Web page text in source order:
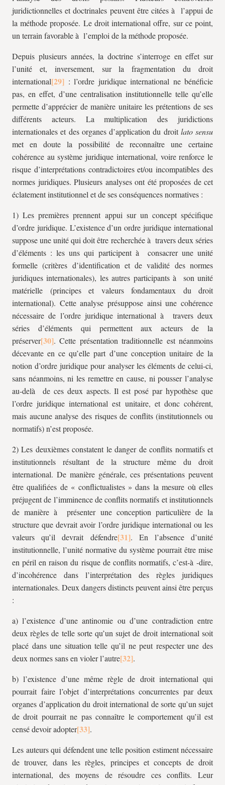
juridictionnelles et doctrinales peuvent être citées à l’appui de
la méthode proposée. Le droit international offre, sur ce point,
un terrain favorable à l’emploi de la méthode proposée.
Depuis plusieurs années, la doctrine s’interroge en effet sur
l’unité et, inversement, sur la fragmentation du droit
international
: l’ordre juridique international ne bénéficie
pas, en effet, d’une centralisation institutionnelle telle qu’elle
permette d’apprécier de manière unitaire les prétentions de ses
différents acteurs. La multiplication des juridictions
internationales et des organes d’application du droit lato sensu
met en doute la possibilité de reconnaître une certaine
cohérence au système juridique international, voire renforce le
risque d’interprétations contradictoires et/ou incompatibles des
normes juridiques. Plusieurs analyses ont été proposées de cet
éclatement institutionnel et de ses conséquences normatives :
1) Les premières prennent appui sur un concept spécifique
d’ordre juridique. L’existence d’un ordre juridique international
suppose une unité qui doit être recherchée à travers deux séries
d’éléments : les uns qui participent à consacrer une unité
formelle (critères d’identification et de validité des normes
juridiques internationales), les autres participants à son unité
matérielle (principes et valeurs fondamentaux du droit
international). Cette analyse présuppose ainsi une cohérence
nécessaire de l’ordre juridique international à travers deux
séries d’éléments qui permettent aux acteurs de la
préserver
. Cette présentation traditionnelle est néanmoins
décevante en ce qu’elle part d’une conception unitaire de la
notion d’ordre juridique pour analyser les éléments de celui-ci,
sans néanmoins, ni les remettre en cause, ni pousser l’analyse
au-delà de ces deux aspects. Il est posé par hypothèse que
l’ordre juridique international est unitaire, et donc cohérent,
mais aucune analyse des risques de conflits (institutionnels ou
normatifs) n’est proposée.
2) Les deuxièmes constatent le danger de conflits normatifs et
institutionnels résultant de la structure même du droit
international. De manière générale, ces présentations peuvent
être qualifiées de « conflictualistes » dans la mesure où elles
préjugent de l’imminence de conflits normatifs et institutionnels
de manière à présenter une conception particulière de la
structure que devrait avoir l’ordre juridique international ou les
valeurs qu’il devrait défendre
. En l’absence d’unité
institutionnelle, l’unité normative du système pourrait être mise
en péril en raison du risque de conflits normatifs, c’est-à -dire,
d’incohérence dans l’interprétation des règles juridiques
internationales. Deux dangers distincts peuvent ainsi être perçus
:
a) l’existence d’une antinomie ou d’une contradiction entre
deux règles de telle sorte qu’un sujet de droit international soit
placé dans une situation telle qu’il ne peut respecter une des
deux normes sans en violer l’autre
.
b) l’existence d’une même règle de droit international qui
pourrait faire l’objet d’interprétations concurrentes par deux
organes d’application du droit international de sorte qu’un sujet
de droit pourrait ne pas connaître le comportement qu’il est
censé devoir adopter
.
Les auteurs qui défendent une telle position estiment nécessaire
de trouver, dans les règles, principes et concepts de droit
international, des moyens de résoudre ces conflits. Leur